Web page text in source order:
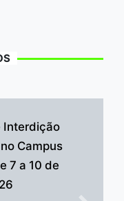
Interdição
Campus
7 a 10 de